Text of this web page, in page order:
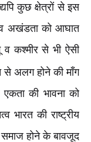
कुछ क्षेत्रों से इस
व अखंडता को आघात
व कश्मीर से भी ऐसी
से अलग होने की माँग
की भावना को
भारत की राष्ट्रीय
समाज होने के बावजूद